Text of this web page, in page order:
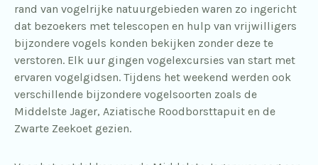
rand van vogelrijke natuurgebieden waren zo ingericht
dat bezoekers met telescopen en hulp van vrijwilligers
bijzondere vogels konden bekijken zonder deze te
verstoren. Elk uur gingen vogelexcursies van start met
ervaren vogelgidsen. Tijdens het weekend werden ook
verschillende bijzondere vogelsoorten zoals de
Middelste Jager, Aziatische Roodborsttapuit en de
Zwarte Zeekoet gezien.